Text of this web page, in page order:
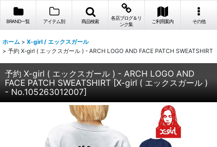
BRAND一覧 アイテム別 商品検索
各店ブログ＆リ
ンク集
ご利用案内 その他
ホーム > X-girl / エックスガール
> 予約 X-girl ( エックスガール ) - ARCH LOGO AND FACE PATCH SWEATSHIRT
予約 X-girl ( エックスガール ) - ARCH LOGO AND
FACE PATCH SWEATSHIRT [X-girl ( エックスガール )
- No.105263012007]